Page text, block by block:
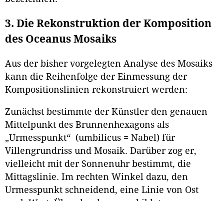
3. Die Rekonstruktion der Komposition
des Oceanus Mosaiks
Aus der bisher vorgelegten Analyse des Mosaiks
kann die Reihenfolge der Einmessung der
Kompositionslinien rekonstruiert werden:
Zunächst bestimmte der Künstler den genauen
Mittelpunkt des Brunnenhexagons als
„Urmesspunkt“ (umbilicus = Nabel) für
Villengrundriss und Mosaik. Darüber zog er,
vielleicht mit der Sonnenuhr bestimmt, die
Mittagslinie. Im rechten Winkel dazu, den
Urmesspunkt schneidend, eine Linie von Ost